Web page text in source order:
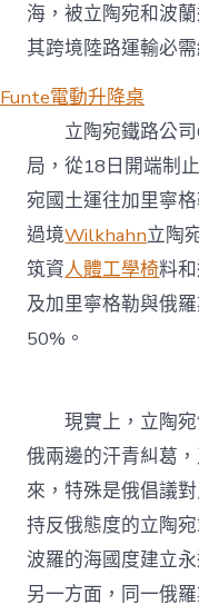
海，被立陶宛和波
其跨境陸路運輸必
Funte電動升降桌
立陶宛鐵路公司
局，從18日開端制
宛國土運往加里寧
過境Wilkhahn立陶
筑資人體工學椅料
及加里寧格勒與俄
50%。
現實上，立陶宛“
俄兩邊的汗青糾葛
來，特殊是俄倡議
持反俄態度的立陶
波羅的海國度建立
另一方面，同一俄